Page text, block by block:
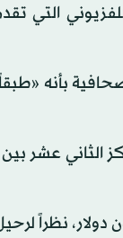
التي
بأنه
بطولات دوري أخرى في 2016
حصلت عليه أندية أوروغواي من بيع